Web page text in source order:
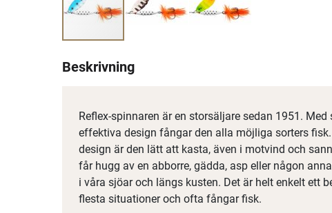
Beskrivning
Reflex-spinnaren är en storsäljare sedan 1951. Med
effektiva design fångar den alla möjliga sorters
design är den lätt att kasta, även i motvind och
får hugg av en abborre, gädda, asp eller någon
i våra sjöar och längs kusten. Det är helt enkelt ett
flesta situationer och ofta fångar fisk.